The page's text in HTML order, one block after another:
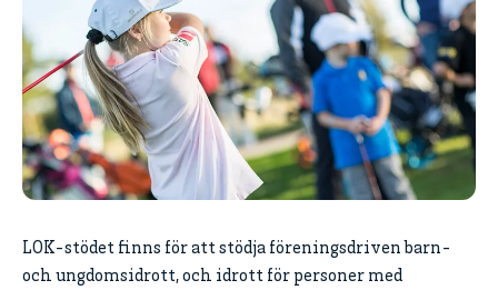
LOK-stödet finns för att stödja föreningsdriven barn-
och ungdomsidrott, och idrott för personer med